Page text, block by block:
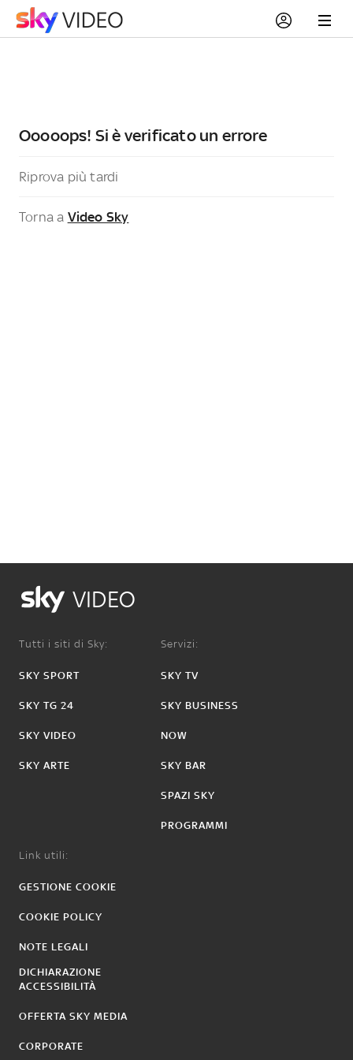
Ooooops! Si è verificato un errore
Riprova più tardi
Torna a Video Sky
VIDEO
Tutti i siti di Sky:
SKY SPORT
SKY TG 24
SKY VIDEO
SKY ARTE
Servizi:
SKY TV
SKY BUSINESS
NOW
SKY BAR
SPAZI SKY
PROGRAMMI
Link utili:
GESTIONE COOKIE
COOKIE POLICY
NOTE LEGALI
DICHIARAZIONE
ACCESSIBILITÀ
OFFERTA SKY MEDIA
CORPORATE